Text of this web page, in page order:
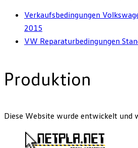
Verkaufsbedingungen
2015
VW Reparaturbedingungen
Produktion
Diese Website wurde entwickelt und